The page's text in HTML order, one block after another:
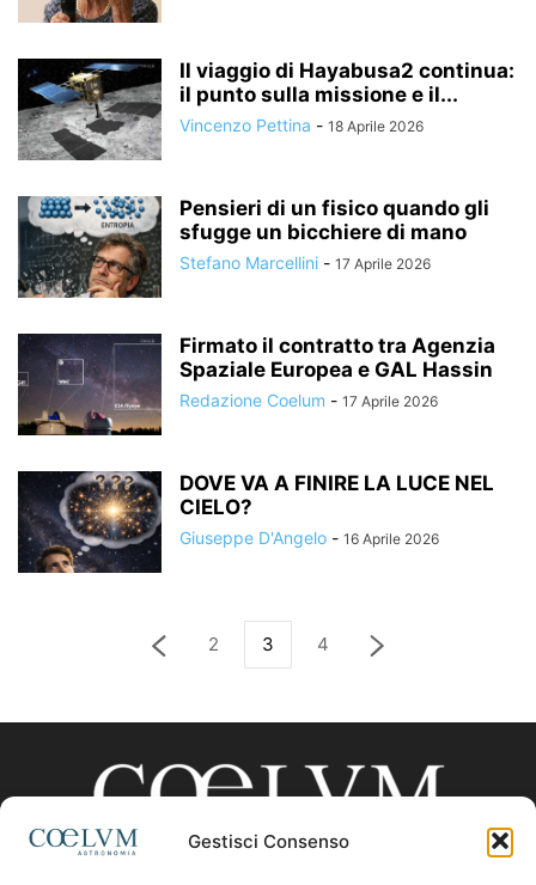
Gestisci Consenso
Il viaggio di Hayabusa2 continua:
il punto sulla missione e il...
Vincenzo Pettina - 18 Aprile 2026
Pensieri di un fisico quando gli
sfugge un bicchiere di mano
Stefano Marcellini - 17 Aprile 2026
Firmato il contratto tra Agenzia
Spaziale Europea e GAL Hassin
Redazione Coelum - 17 Aprile 2026
DOVE VA A FINIRE LA LUCE NEL
CIELO?
Giuseppe D'Angelo - 16 Aprile 2026
2 3 4